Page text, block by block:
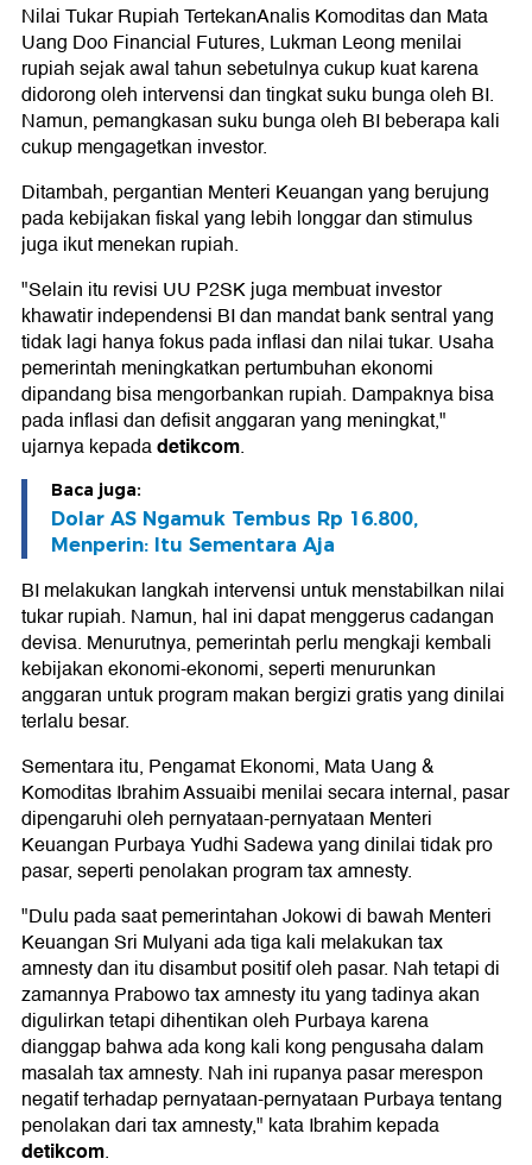
Nilai Tukar Rupiah TertekanAnalis Komoditas dan Mata
Uang Doo Financial Futures, Lukman Leong menilai
rupiah sejak awal tahun sebetulnya cukup kuat karena
didorong oleh intervensi dan tingkat suku bunga oleh BI.
Namun, pemangkasan suku bunga oleh BI beberapa kali
cukup mengagetkan investor.
Ditambah, pergantian Menteri Keuangan yang berujung
pada kebijakan fiskal yang lebih longgar dan stimulus
juga ikut menekan rupiah.
"Selain itu revisi UU P2SK juga membuat investor
khawatir independensi BI dan mandat bank sentral yang
tidak lagi hanya fokus pada inflasi dan nilai tukar. Usaha
pemerintah meningkatkan pertumbuhan ekonomi
dipandang bisa mengorbankan rupiah. Dampaknya bisa
pada inflasi dan defisit anggaran yang meningkat,"
ujarnya kepadadetikcom.
Baca juga:
Dolar AS Ngamuk Tembus Rp 16.800,
Menperin: Itu Sementara Aja
BI melakukan langkah intervensi untuk menstabilkan nilai
tukar rupiah. Namun, hal ini dapat menggerus cadangan
devisa. Menurutnya, pemerintah perlu mengkaji kembali
kebijakan ekonomi-ekonomi, seperti menurunkan
anggaran untuk program makan bergizi gratis yang dinilai
terlalu besar.
Sementara itu, Pengamat Ekonomi, Mata Uang &
Komoditas Ibrahim Assuaibi menilai secara internal, pasar
dipengaruhi oleh pernyataan-pernyataan Menteri
Keuangan Purbaya Yudhi Sadewa yang dinilai tidak pro
pasar, seperti penolakan program tax amnesty.
"Dulu pada saat pemerintahan Jokowi di bawah Menteri
Keuangan Sri Mulyani ada tiga kali melakukan tax
amnesty dan itu disambut positif oleh pasar. Nah tetapi di
zamannya Prabowo tax amnesty itu yang tadinya akan
digulirkan tetapi dihentikan oleh Purbaya karena
dianggap bahwa ada kong kali kong pengusaha dalam
masalah tax amnesty. Nah ini rupanya pasar merespon
negatif terhadap pernyataan-pernyataan Purbaya tentang
penolakan dari tax amnesty," kata Ibrahim kepada
detikcom.